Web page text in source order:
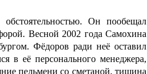
Он пообещал
Весной 2002 года Самохина
Фёдоров ради неё оставил
в её персонального менеджера,
пельмени со сметаной, тишина